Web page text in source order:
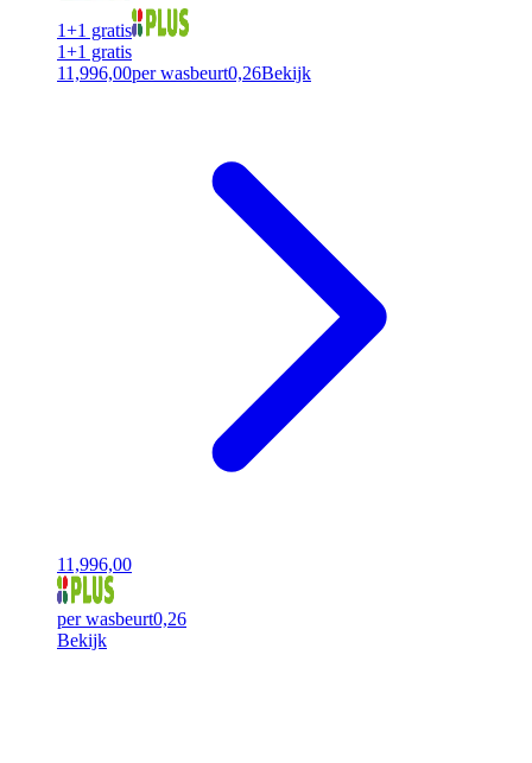
1+1 gratis
1+1 gratis
11,996,00per wasbeurt0,26Bekijk
11,996,00
per wasbeurt0,26
Bekijk